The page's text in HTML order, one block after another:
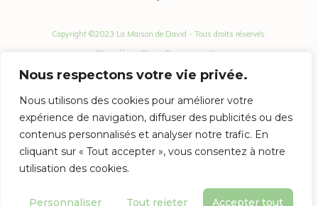
Nous respectons votre vie privée.
Nous utilisons des cookies pour améliorer votre
expérience de navigation, diffuser des publicités ou des
contenus personnalisés et analyser notre trafic. En
cliquant sur « Tout accepter », vous consentez à notre
utilisation des cookies.
Personnaliser Tout rejeter Accepter tout
Copyright ©2023 La Maison de David - Tous droits réservés.
Site créé par Storm Communication